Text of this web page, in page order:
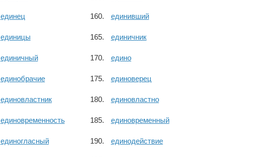
единец единивший
единицы единичник
единичный едино
единобрачие единоверец
единовластник единовластно
единовременность единовременный
единогласный единодействие